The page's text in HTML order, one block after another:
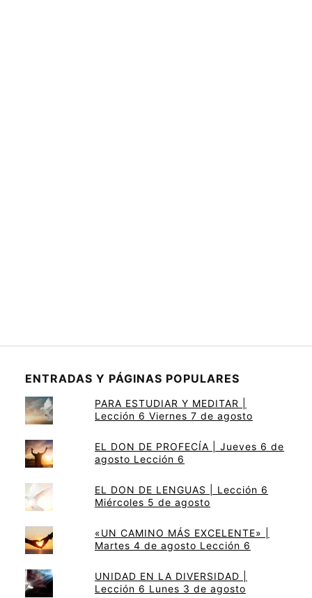
ENTRADAS Y PÁGINAS POPULARES
PARA ESTUDIAR Y MEDITAR |
Lección 6 Viernes 7 de agosto
EL DON DE PROFECÍA | Jueves 6 de
agosto Lección 6
EL DON DE LENGUAS | Lección 6
Miércoles 5 de agosto
«UN CAMINO MÁS EXCELENTE» |
Martes 4 de agosto Lección 6
UNIDAD EN LA DIVERSIDAD |
Lección 6 Lunes 3 de agosto